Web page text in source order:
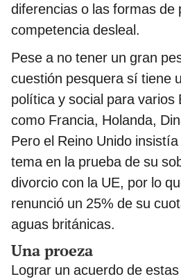
diferencias o las formas de
competencia desleal.
Pese a no tener un gran
cuestión pesquera sí tiene
política y social para varios
como Francia, Holanda,
Pero el Reino Unido
tema en la prueba de su
divorcio con la UE, por lo
renunció un 25% de su
aguas británicas.
Una proeza
Lograr un acuerdo de